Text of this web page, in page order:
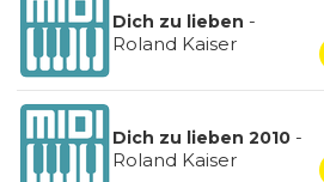
Dich zu lieben -
Roland Kaiser
Dich zu lieben 2010-
Roland Kaiser